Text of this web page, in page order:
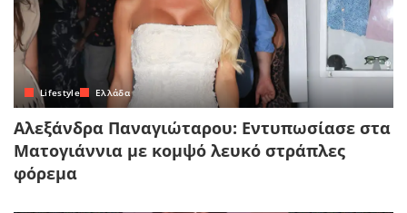
Lifestyle Ελλάδα
Αλεξάνδρα Παναγιώταρου: Εντυπωσίασε στα
Ματογιάννια με κομψό λευκό στράπλες
φόρεμα